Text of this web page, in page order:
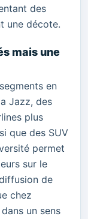
des
une décote.
mais une
en
Jazz, des
plus
que des SUV
permet
sur le
de
chez
un sens